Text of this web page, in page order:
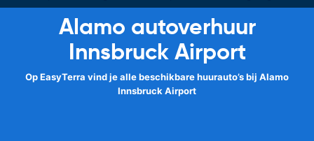
Alamo autoverhuur
Innsbruck Airport
Op EasyTerra vind je alle beschikbare huurauto’s bij Alamo
Innsbruck Airport